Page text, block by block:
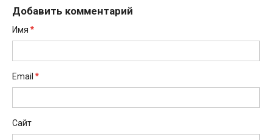
Добавить комментарий
Имя *
Email *
Сайт